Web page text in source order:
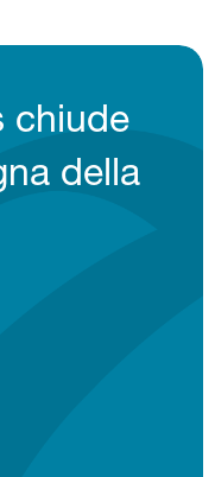
chiude
della